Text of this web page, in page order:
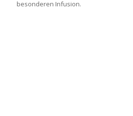
besonderen Infusion.